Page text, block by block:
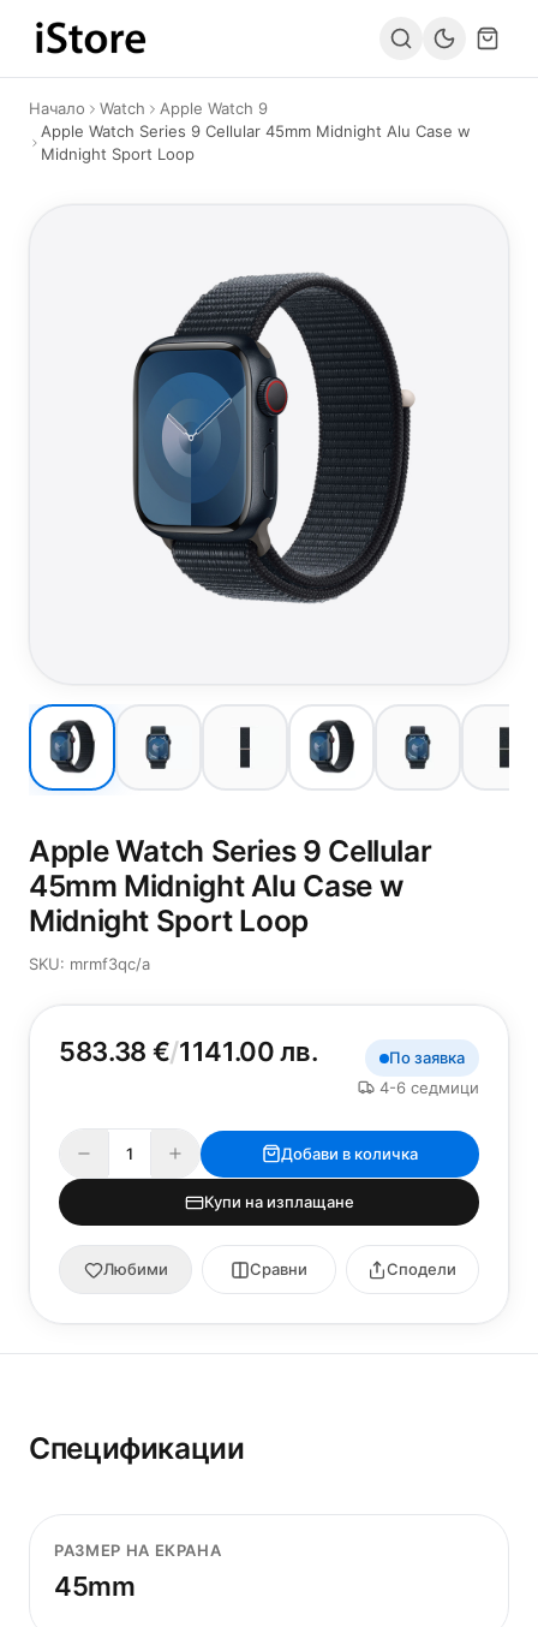
Към съдържанието
Начало Watch
Apple Watch 9
Apple Watch Series 9 Cellular 45mm Midnight Alu Case w
Midnight Sport Loop
Apple Watch Series 9 Cellular
45mm Midnight Alu Case w
Midnight Sport Loop
SKU: mrmf3qc/a
583.38 €/1141.00 лв.
По заявка
4-6 седмици
Добави в количка
Купи на изплащане
Любими Сравни Сподели
Спецификации
РАЗМЕР НА ЕКРАНА
45mm